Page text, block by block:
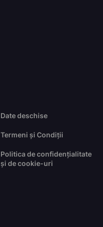
Date deschise
Termeni și Condiții
Politica de confidențialitate
și de cookie-uri